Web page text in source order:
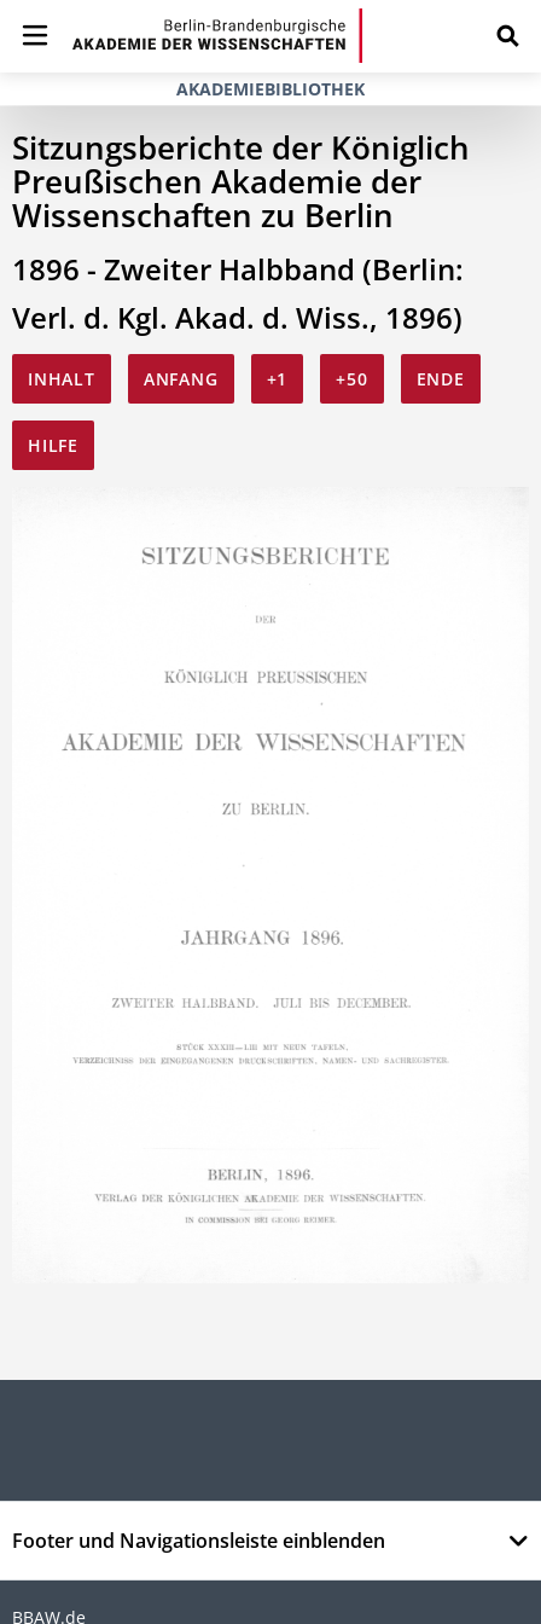
AKADEMIEBIBLIOTHEK
Sitzungsberichte der Königlich
Preußischen Akademie der
Wissenschaften zu Berlin
1896 - Zweiter Halbband (Berlin:
Verl. d. Kgl. Akad. d. Wiss., 1896)
INHALT ANFANG +1 +50 ENDE
HILFE
Footer und Navigationsleiste einblenden
BBAW.de